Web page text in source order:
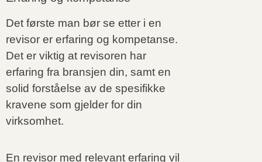
Det første man bør se etter i en
revisor er erfaring og kompetanse.
Det er viktig at revisoren har
erfaring fra bransjen din, samt en
solid forståelse av de spesifikke
kravene som gjelder for din
virksomhet.
En revisor med relevant erfaring vil